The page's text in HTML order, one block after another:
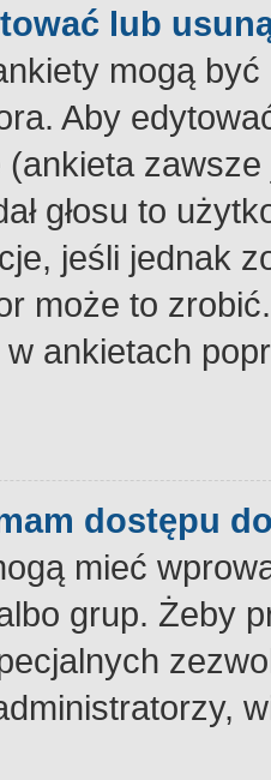
lub
mogą
Aby
(ankieta
głosu to
jeśli jednak
może to
ankietach
dostępu
mieć
grup. Żeby